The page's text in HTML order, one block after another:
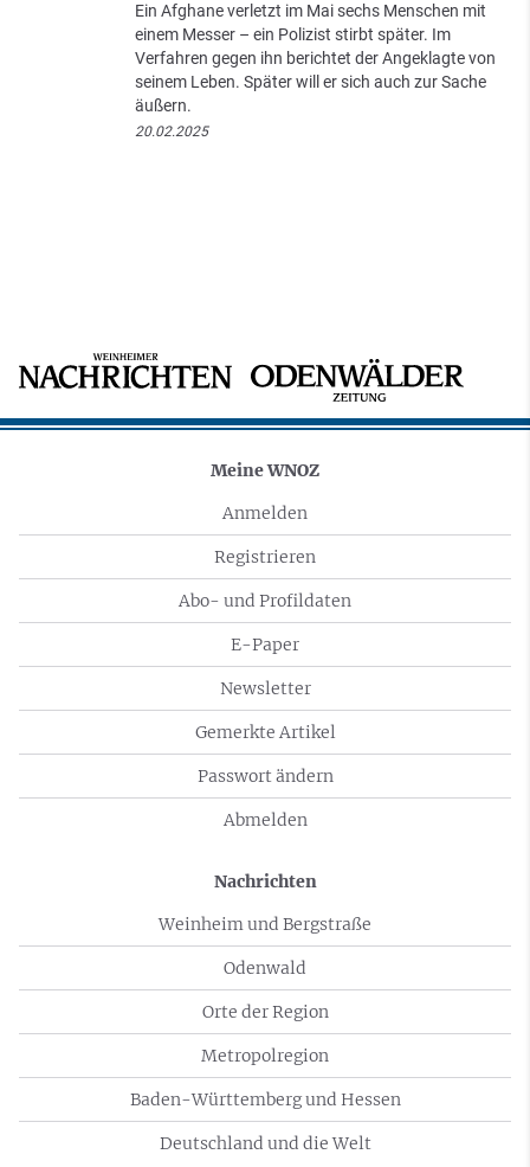
Ein Afghane verletzt im Mai sechs Menschen mit
einem Messer – ein Polizist stirbt später. Im
Verfahren gegen ihn berichtet der Angeklagte von
seinem Leben. Später will er sich auch zur Sache
äußern.
20.02.2025
Meine WNOZ
Anmelden
Registrieren
Abo- und Profildaten
E-Paper
Newsletter
Gemerkte Artikel
Passwort ändern
Abmelden
Nachrichten
Weinheim und Bergstraße
Odenwald
Orte der Region
Metropolregion
Baden-Württemberg und Hessen
Deutschland und die Welt